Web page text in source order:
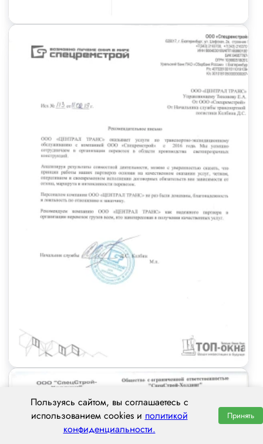
Пользуясь сайтом, вы соглашаетесь с
использованием cookies и политикой
конфиденциальности.
Принять